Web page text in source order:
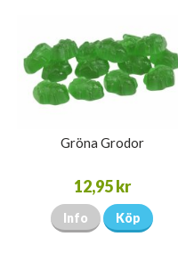
Gröna Grodor
12,95 kr
Info Köp